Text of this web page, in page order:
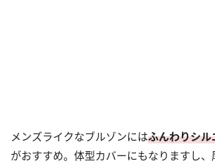
メンズライクなブルゾンにはふんわりシ
がおすすめ。体型カバーにもなりますし